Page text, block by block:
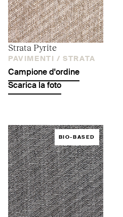
Strata Pyrite
PAVIMENTI / STRATA
Campione d'ordine
Scarica la foto
BIO-BASED